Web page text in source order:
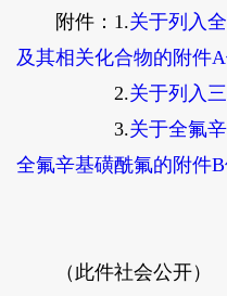
附件：1.关于列入
及其相关化合物的附件
2.关于列入
3.关于全氟
全氟辛基磺酰氟的附件
（此件社会公开）